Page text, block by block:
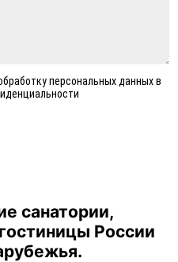
персональных данных в
санатории,
России